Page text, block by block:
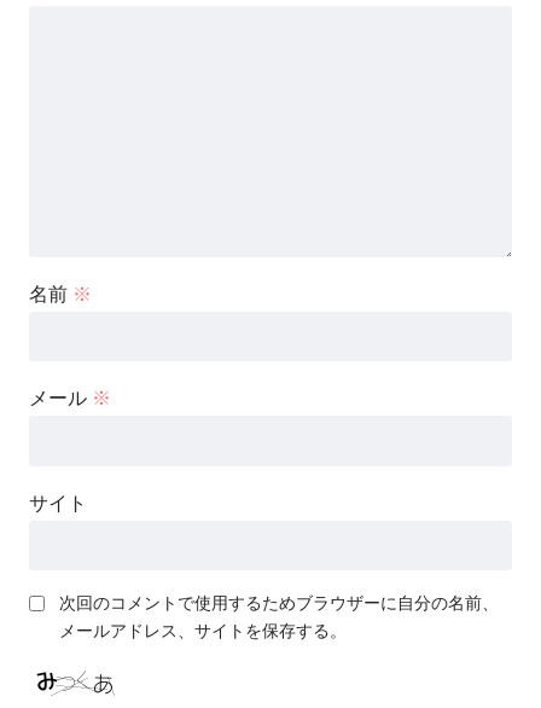
名前 ※
メール ※
サイト
次回のコメントで使用するためブラウザーに自分の名前、
メールアドレス、サイトを保存する。